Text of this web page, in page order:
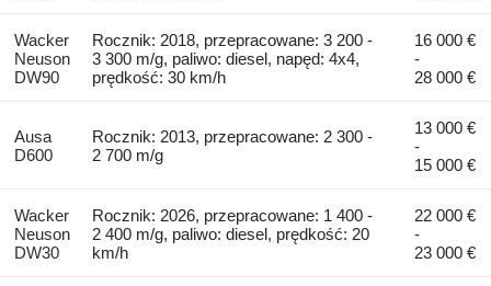
Wacker
Neuson
DW90
Rocznik: 2018, przepracowane: 3 200 -
3 300 m/g, paliwo: diesel, napęd: 4x4,
prędkość: 30 km/h
16 000 €
-
28 000 €
Ausa
D600
Rocznik: 2013, przepracowane: 2 300 -
2 700 m/g
13 000 €
-
15 000 €
Wacker
Neuson
DW30
Rocznik: 2026, przepracowane: 1 400 -
2 400 m/g, paliwo: diesel, prędkość: 20
km/h
22 000 €
-
23 000 €